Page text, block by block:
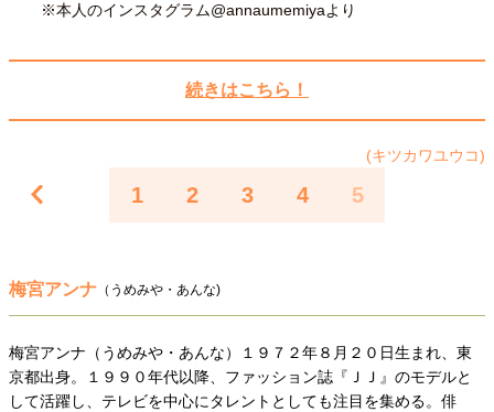
40代からの景色 50代のリアル
美しさの哲学
病が教えてくれたこと
移住という選択
一生モノの愛用品
私を彩るエッセンス
60代のネクストステージ
※本人のインスタグラム@annaumemiyaより
続きはこちら！
(キツカワユウコ)
1 2 3 4 5
梅宮アンナ （うめみや・あんな)
梅宮アンナ（うめみや・あんな）１９７２年８月２０日生まれ、東
京都出身。１９９０年代以降、ファッション誌『ＪＪ』のモデルと
して活躍し、テレビを中心にタレントとしても注目を集める。俳